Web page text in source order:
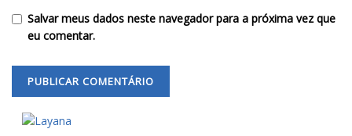
Salvar meus dados neste navegador para a próxima vez que
eu comentar.